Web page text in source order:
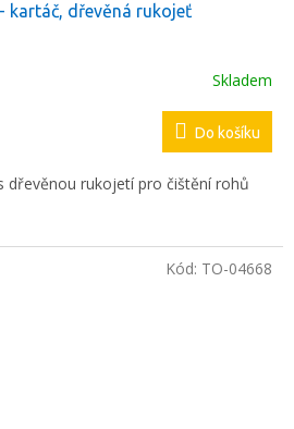
kartáč, dřevěná rukojeť
Skladem
Do košíku
dřevěnou rukojetí pro čištění rohů
Kód: TO-04668